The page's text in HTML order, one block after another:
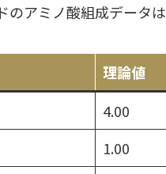
のアミノ酸組成データ
理論値
4.00
1.00